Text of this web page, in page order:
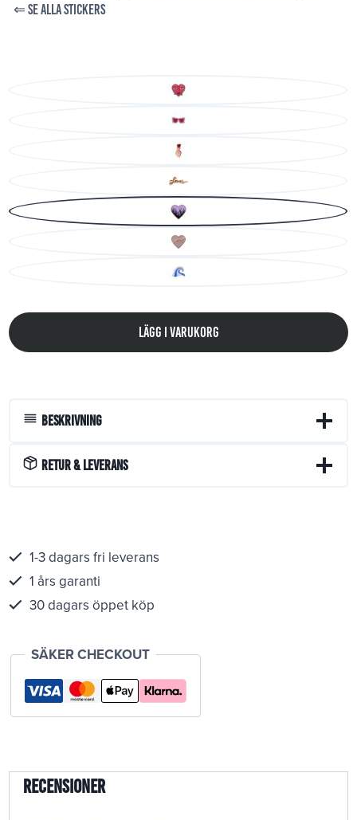
⇐ SE ALLA STICKERS
Lägg i varukorg
Beskrivning
Retur & Leverans
1-3 dagars fri leverans
1 års garanti
30 dagars öppet köp
SÄKER CHECKOUT
Recensioner